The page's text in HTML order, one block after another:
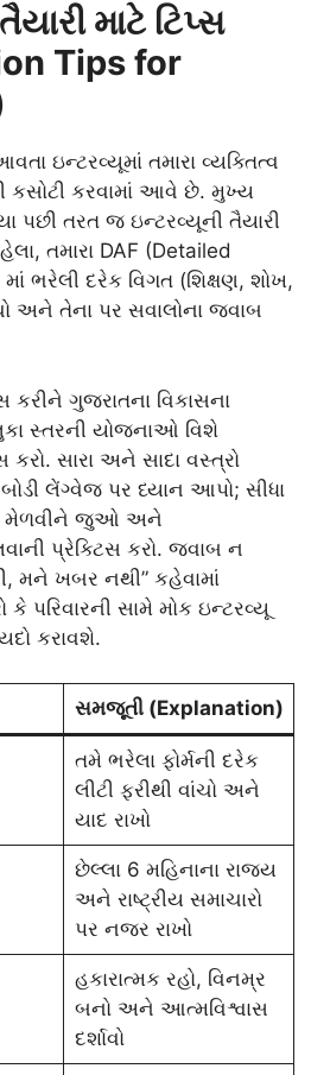
માટે ટિપ્સ
Tips for
ઇન્ટરવ્યૂમાં તમારા વ્યક્તિત્વ
કસોટી કરવામાં આવે છે. મુખ્ય
પછી તરત જ ઇન્ટરવ્યૂની તૈયારી
તમારા DAF (Detailed
ભરેલી દરેક વિગત (શિક્ષણ, શોખ,
અને તેના પર સવાલોના જવાબ
કરીને ગુજરાતના વિકાસના
સ્તરની યોજનાઓ વિશે
કરો. સારા અને સાદા વસ્ત્રો
બોડી લેંગ્વેજ પર ધ્યાન આપો; સીધા
મેળવીને જુઓ અને
પ્રેક્ટિસ કરો. જવાબ ન
મને ખબર નથી” કહેવામાં
કે પરિવારની સામે મોક ઇન્ટરવ્યૂ
કરાવશે.
સમજૂતી (Explanation)
તમે ભરેલા ફોર્મની દરેક
લીટી ફરીથી વાંચો અને
યાદ રાખો
છેલ્લા 6 મહિનાના રાજ્ય
અને રાષ્ટ્રીય સમાચારો
પર નજર રાખો
હકારાત્મક રહો, વિનમ્ર
બનો અને આત્મવિશ્વાસ
દર્શાવો